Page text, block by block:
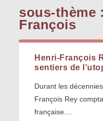
sous-thème :
François
Henri-François
sentiers de
Durant les
François Rey
française....